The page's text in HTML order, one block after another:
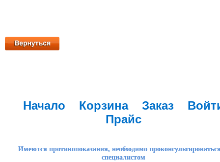
Начало Корзина Заказ
Прайс
Имеются противопоказания, необходимо
специалистом